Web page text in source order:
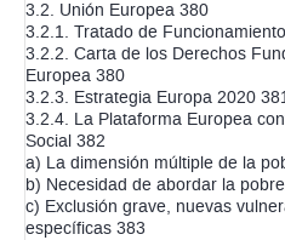
3.2. Unión Europea 380
3.2.1. Tratado de
3.2.2. Carta de los Derechos
Europea 380
3.2.3. Estrategia Europa 2020
3.2.4. La Plataforma Europea
Social 382
a) La dimensión múltiple de la
b) Necesidad de abordar la
c) Exclusión grave, nuevas
específicas 383